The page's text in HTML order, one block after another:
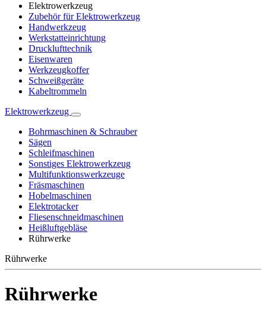
Elektrowerkzeug
Zubehör für Elektrowerkzeug
Handwerkzeug
Werkstatteinrichtung
Drucklufttechnik
Eisenwaren
Werkzeugkoffer
Schweißgeräte
Kabeltrommeln
Elektrowerkzeug
Bohrmaschinen & Schrauber
Sägen
Schleifmaschinen
Sonstiges Elektrowerkzeug
Multifunktionswerkzeuge
Fräsmaschinen
Hobelmaschinen
Elektrotacker
Fliesenschneidmaschinen
Heißluftgebläse
Rührwerke
Rührwerke
Rührwerke